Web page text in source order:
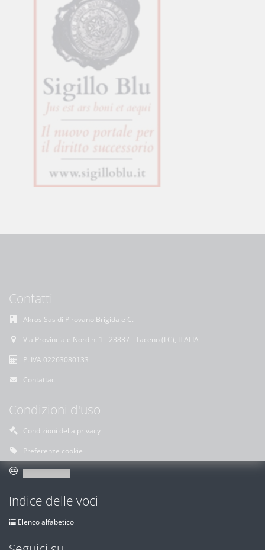
Contatti
Akros Sas di Pirovano Brigida e C.
Via Provinciale Nord n. 1 - 23837 - Taceno (LC), ITALIA
P. IVA 02263080133
Contattaci
Condizioni d'uso
Condizioni della privacy
Preferenze cookie
Indice delle voci
Elenco alfabetico